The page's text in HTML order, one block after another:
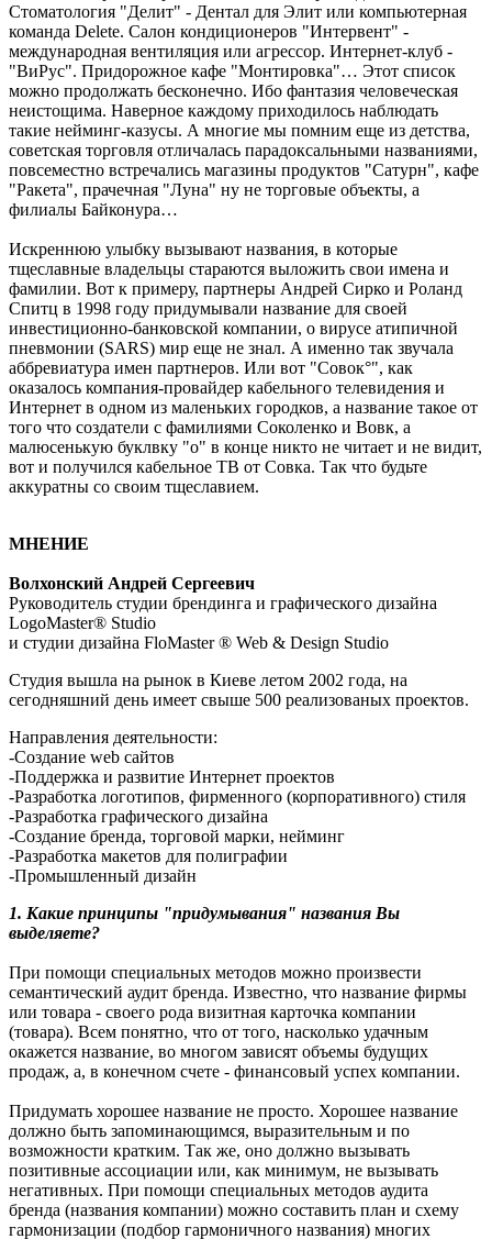
Стоматология "Делит" - Дентал для Элит или компьютерная
команда Delete. Салон кондиционеров "Интервент" -
международная вентиляция или агрессор. Интернет-клуб -
"ВиРус". Придорожное кафе "Монтировка"… Этот список
можно продолжать бесконечно. Ибо фантазия человеческая
неистощима. Наверное каждому приходилось наблюдать
такие нейминг-казусы. А многие мы помним еще из детства,
советская торговля отличалась парадоксальными названиями,
повсеместно встречались магазины продуктов "Сатурн", кафе
"Ракета", прачечная "Луна" ну не торговые объекты, а
филиалы Байконура…
Искреннюю улыбку вызывают названия, в которые
тщеславные владельцы стараются выложить свои имена и
фамилии. Вот к примеру, партнеры Андрей Сирко и Роланд
Спитц в 1998 году придумывали название для своей
инвестиционно-банковской компании, о вирусе атипичной
пневмонии (SARS) мир еще не знал. А именно так звучала
аббревиатура имен партнеров. Или вот "Совок°", как
оказалось компания-провайдер кабельного телевидения и
Интернет в одном из маленьких городков, а название такое от
того что создатели с фамилиями Соколенко и Вовк, а
малюсенькую буклвку "о" в конце никто не читает и не видит,
вот и получился кабельное ТВ от Совка. Так что будьте
аккуратны со своим тщеславием.
МНЕНИЕ
Волхонский Андрей Сергеевич
Руководитель студии брендинга и графического дизайна
LogoMaster® Studio
и студии дизайна FloMaster ® Web & Design Studio
Студия вышла на рынок в Киеве летом 2002 года, на
сегодняшний день имеет свыше 500 реализованых проектов.
Направления деятельности:
-Создание web сайтов
-Поддержка и развитие Интернет проектов
-Разработка логотипов, фирменного (корпоративного) стиля
-Разработка графического дизайна
-Создание бренда, торговой марки, нейминг
-Разработка макетов для полиграфии
-Промышленный дизайн
1. Какие принципы "придумывания" названия Вы
выделяете?
При помощи специальных методов можно произвести
семантический аудит бренда. Известно, что название фирмы
или товара - своего рода визитная карточка компании
(товара). Всем понятно, что от того, насколько удачным
окажется название, во многом зависят объемы будущих
продаж, а, в конечном счете - финансовый успех компании.
Придумать хорошее название не просто. Хорошее название
должно быть запоминающимся, выразительным и по
возможности кратким. Так же, оно должно вызывать
позитивные ассоциации или, как минимум, не вызывать
негативных. При помощи специальных методов аудита
бренда (названия компании) можно составить план и схему
гармонизации (подбор гармоничного названия) многих